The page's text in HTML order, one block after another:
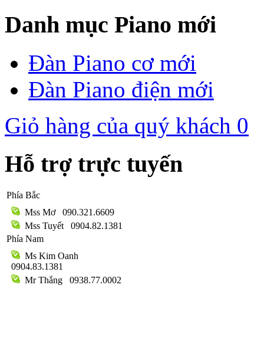
Danh mục Piano mới
Đàn Piano cơ mới
Đàn Piano điện mới
Giỏ hàng của quý khách 0
Hỗ trợ trực tuyến
Phía Bắc
Mss Mơ
090.321.6609
Mss Tuyết
0904.82.1381
Phía Nam
Ms Kim Oanh
0904.83.1381
Mr Thắng
0938.77.0002